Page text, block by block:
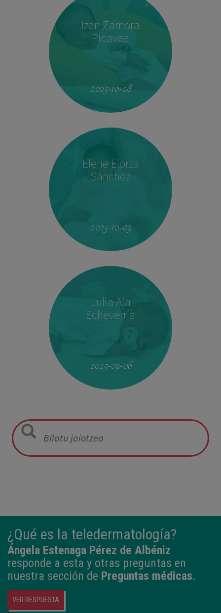
Izan Zamora
Picavea
2025-10-28
Elene Elorza
Sánchez
2025-10-09
Julia Aja
Echeverría
2025-09-06
¿Qué es la teledermatología?
Ángela Estenaga Pérez de Albéniz
responde a esta y otras preguntas en
nuestra sección de Preguntas médicas.
VER RESPUESTA